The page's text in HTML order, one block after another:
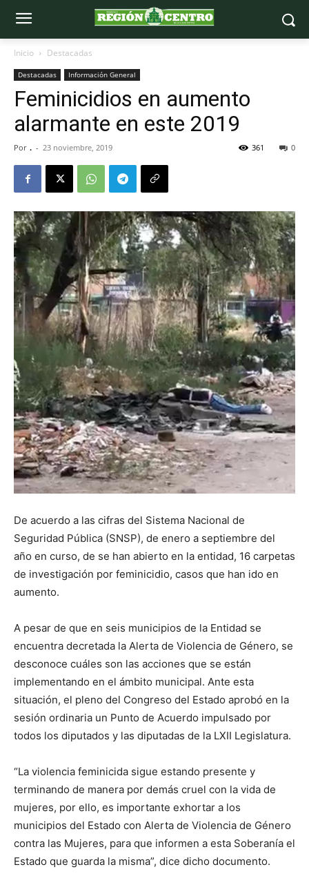
Inicio Destacadas
Destacadas Información General
Feminicidios en aumento
alarmante en este 2019
Por . - 23 noviembre, 2019 0
361
De acuerdo a las cifras del Sistema Nacional de
Seguridad Pública (SNSP), de enero a septiembre del
año en curso, de se han abierto en la entidad, 16 carpetas
de investigación por feminicidio, casos que han ido en
aumento.
A pesar de que en seis municipios de la Entidad se
encuentra decretada la Alerta de Violencia de Género, se
desconoce cuáles son las acciones que se están
implementando en el ámbito municipal. Ante esta
situación, el pleno del Congreso del Estado aprobó en la
sesión ordinaria un Punto de Acuerdo impulsado por
todos los diputados y las diputadas de la LXII Legislatura.
“La violencia feminicida sigue estando presente y
terminando de manera por demás cruel con la vida de
mujeres, por ello, es importante exhortar a los
municipios del Estado con Alerta de Violencia de Género
contra las Mujeres, para que informen a esta Soberanía el
Estado que guarda la misma”, dice dicho documento.